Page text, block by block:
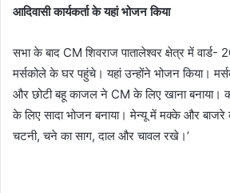
आदिवासी कार्यकर्ता के यहां भोजन किया
सभा के बाद CM शिवराज पातालेश्वर क्षेत्र में वार्ड-
मर्सकोले के घर पहुंचे। यहां उन्होंने भोजन किया।
और छोटी बहू काजल ने CM के लिए खाना बनाया।
के लिए सादा भोजन बनाया। मेन्यू में मक्के और बाजरे
चटनी, चने का साग, दाल और चावल रखे।’